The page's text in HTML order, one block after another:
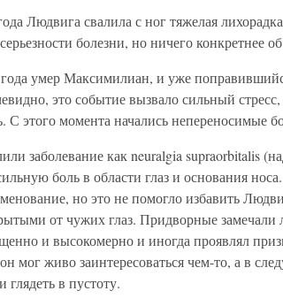
Людвига свалила с ног тяжелая
болезни, но ничего конкретнее
года умер Максимилиан, и уже
это событие вызвало сильный
С этого момента начались непереносимые
заболевание как neuralgia supraorbitalis
боль в области глаз и основания
но это не помогло избавить
от чужих глаз. Придворные замечали
и высокомерно и иногда проявлял
мог живо заинтересоваться чем-то, а в
в пустоту.